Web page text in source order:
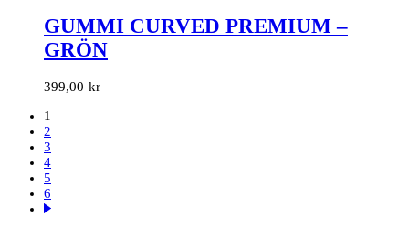
GUMMI CURVED PREMIUM –
GRÖN
399,00 kr
1
2
3
4
5
6